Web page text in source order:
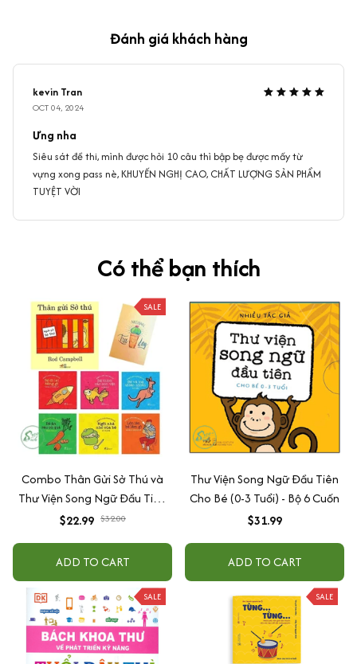
Đánh giá khách hàng
kevin Tran
OCT 04, 2024
Ưng nha
Siêu sát đề thi, mình được hỏi 10 câu thì bập bẹ được mấy từ
vựng xong pass nè, KHUYẾN NGHỊ CAO, CHẤT LƯỢNG SẢN PHẨM
TUYỆT VỜI
Có thể bạn thích
SALE
Combo Thân Gửi Sở Thú và
Thư Viện Song Ngữ Đầu Tiên
(Cho Bé Từ 0 - 3 Tuổi)
$22.99 $32.00
ADD TO CART
Thư Viện Song Ngữ Đầu Tiên
Cho Bé (0-3 Tuổi) - Bộ 6 Cuốn
$31.99
ADD TO CART
SALE SALE